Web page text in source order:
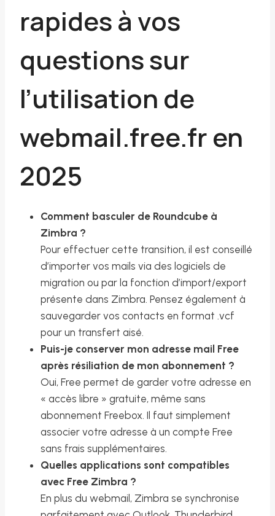
rapides à vos
questions sur
l’utilisation de
webmail.free.fr en
2025
Comment basculer de Roundcube à
Zimbra ?
Pour effectuer cette transition, il est conseillé
d’importer vos mails via des logiciels de
migration ou par la fonction d’import/export
présente dans Zimbra. Pensez également à
sauvegarder vos contacts en format .vcf
pour un transfert aisé.
Puis-je conserver mon adresse mail Free
après résiliation de mon abonnement ?
Oui, Free permet de garder votre adresse en
« accès libre » gratuite, même sans
abonnement Freebox. Il faut simplement
associer votre adresse à un compte Free
sans frais supplémentaires.
Quelles applications sont compatibles
avec Free Zimbra ?
En plus du webmail, Zimbra se synchronise